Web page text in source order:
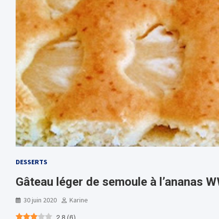
DESSERTS
Gâteau léger de semoule à l’ananas
30 juin 2020 Karine